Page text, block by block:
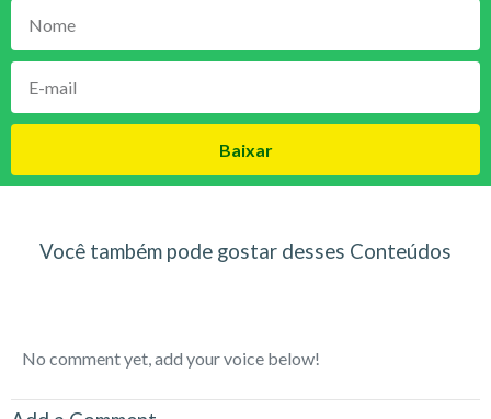
Baixar
Você também pode gostar desses Conteúdos
No comment yet, add your voice below!